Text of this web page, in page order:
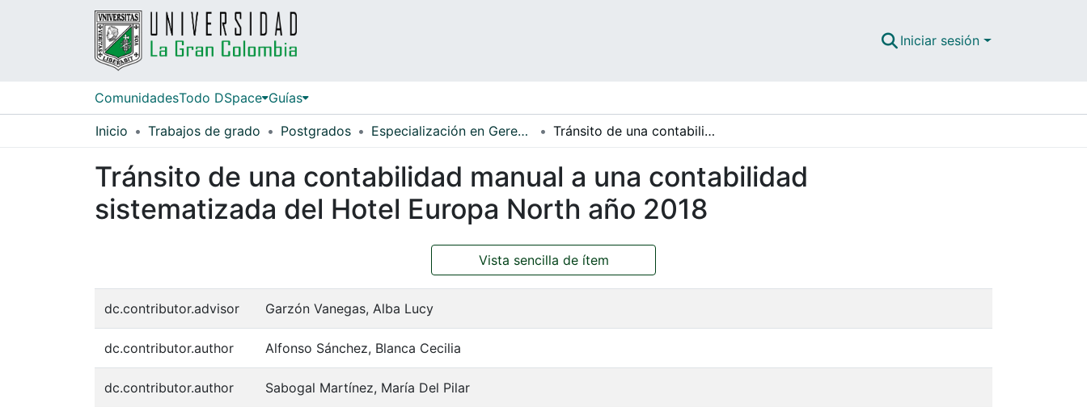
Iniciar sesión
ComunidadesTodo DSpace Guías
Inicio Trabajos de grado Postgrados Especialización en Gerencia Tránsito de una contabilidad manual a una contabilidad sistematizada del Hotel Europa North año 2018
Tránsito de una contabilidad manual a una contabilidad
sistematizada del Hotel Europa North año 2018
Vista sencilla de ítem
dc.contributor.advisor Garzón Vanegas, Alba Lucy
dc.contributor.author Alfonso Sánchez, Blanca Cecilia
dc.contributor.author Sabogal Martínez, María Del Pilar